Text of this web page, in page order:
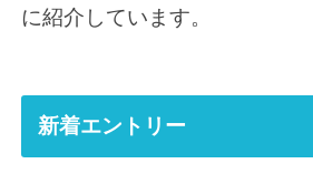
に紹介しています。
新着エントリー